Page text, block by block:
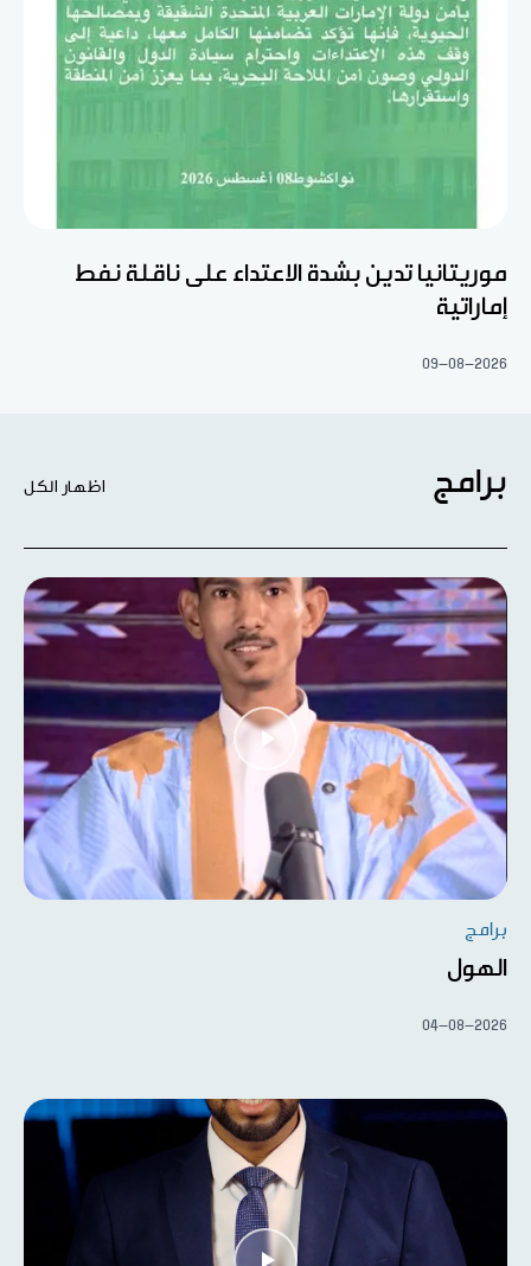
موريتانيا تدين بشدة الاعتداء على ناقلة نفط
إماراتية
09-08-2026
برامج اظهار الكل
برامج
الهول
04-08-2026